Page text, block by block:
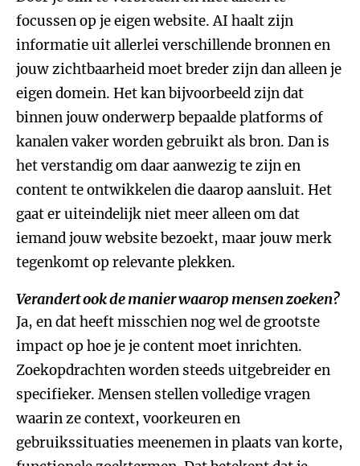
focussen op je eigen website. AI haalt zijn
informatie uit allerlei verschillende bronnen en
jouw zichtbaarheid moet breder zijn dan alleen je
eigen domein. Het kan bijvoorbeeld zijn dat
binnen jouw onderwerp bepaalde platforms of
kanalen vaker worden gebruikt als bron. Dan is
het verstandig om daar aanwezig te zijn en
content te ontwikkelen die daarop aansluit. Het
gaat er uiteindelijk niet meer alleen om dat
iemand jouw website bezoekt, maar jouw merk
tegenkomt op relevante plekken.
Verandert ook de manier waarop mensen zoeken?
Ja, en dat heeft misschien nog wel de grootste
impact op hoe je je content moet inrichten.
Zoekopdrachten worden steeds uitgebreider en
specifieker. Mensen stellen volledige vragen
waarin ze context, voorkeuren en
gebruikssituaties meenemen in plaats van korte,